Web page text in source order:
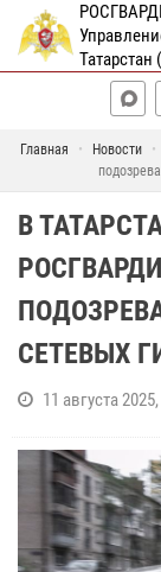
Татарстан
Главная Новости
В
СЕТЕВЫХ
11 августа